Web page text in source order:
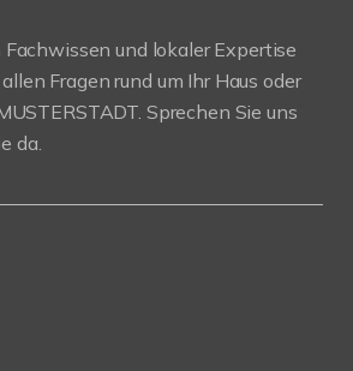
und lokaler Expertise
Fragen rund um Ihr Haus oder
Sprechen Sie uns
da.